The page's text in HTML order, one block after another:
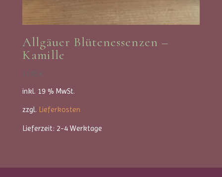
Allgäuer Blütenessenzen –
Kamille
17,95 €
inkl. 19 % MwSt.
zzgl. Lieferkosten
Lieferzeit: 2-4 Werktage